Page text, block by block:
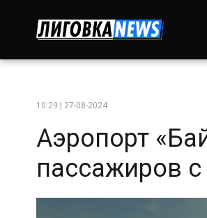
10:29 | 27-08-2024
Аэропорт
пассажиров